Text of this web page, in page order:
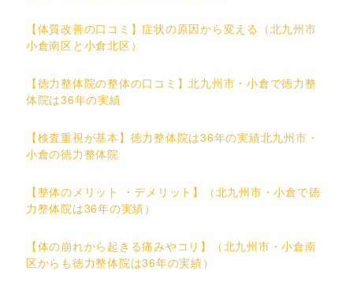
【体質改善の口コミ】症状の原因から変える（北九州市
小倉南区と小倉北区）
【徳力整体院の整体の口コミ】北九州市・小倉で徳力整
体院は36年の実績
【検査重視が基本】徳力整体院は36年の実績北九州市・
小倉の徳力整体院
【整体のメリット ・デメリット】（北九州市・小倉で徳
力整体院は36年の実績）
【体の崩れから起きる痛みやコリ】（北九州市・小倉南
区からも徳力整体院は36年の実績）